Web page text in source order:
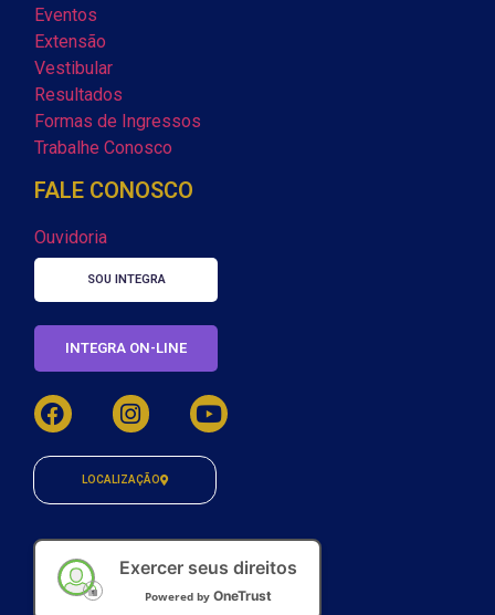
Eventos
Extensão
Vestibular
Resultados
Formas de Ingressos
Trabalhe Conosco
FALE CONOSCO
Ouvidoria
SOU INTEGRA
INTEGRA ON-LINE
LOCALIZAÇÃO
Exercer seus direitos
Powered by OneTrust